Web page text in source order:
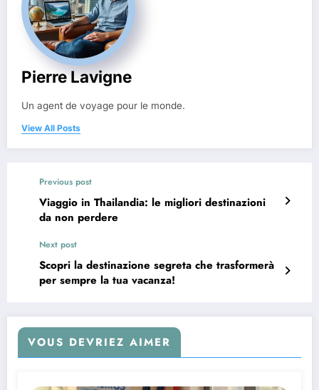
Pierre Lavigne
Un agent de voyage pour le monde.
View All Posts
Previous post
Viaggio in Thailandia: le migliori destinazioni
da non perdere
Next post
Scopri la destinazione segreta che trasformerà
per sempre la tua vacanza!
VOUS DEVRIEZ AIMER